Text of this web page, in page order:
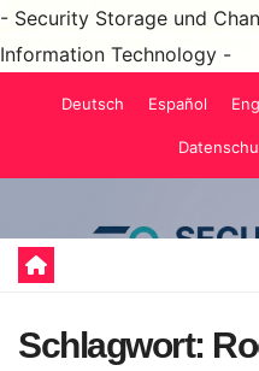
- Security Storage und
Information Technology -
Deutsch Español
Schlagwort: